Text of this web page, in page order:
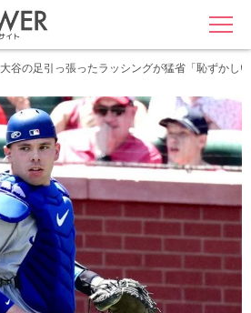
MENU
大谷の足引っ張ったラッシングが猛省「恥ずか